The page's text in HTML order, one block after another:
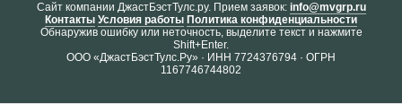
Cайт компании ДжастБэстТулс.ру. Прием заявок: info@mvgrp.ru
Контакты Условия работы Политика конфиденциальности
Обнаружив ошибку или неточность, выделите текст и нажмите
Shift+Enter.
ООО «ДжастБэстТулс.Ру» · ИНН 7724376794 · ОГРН
1167746744802